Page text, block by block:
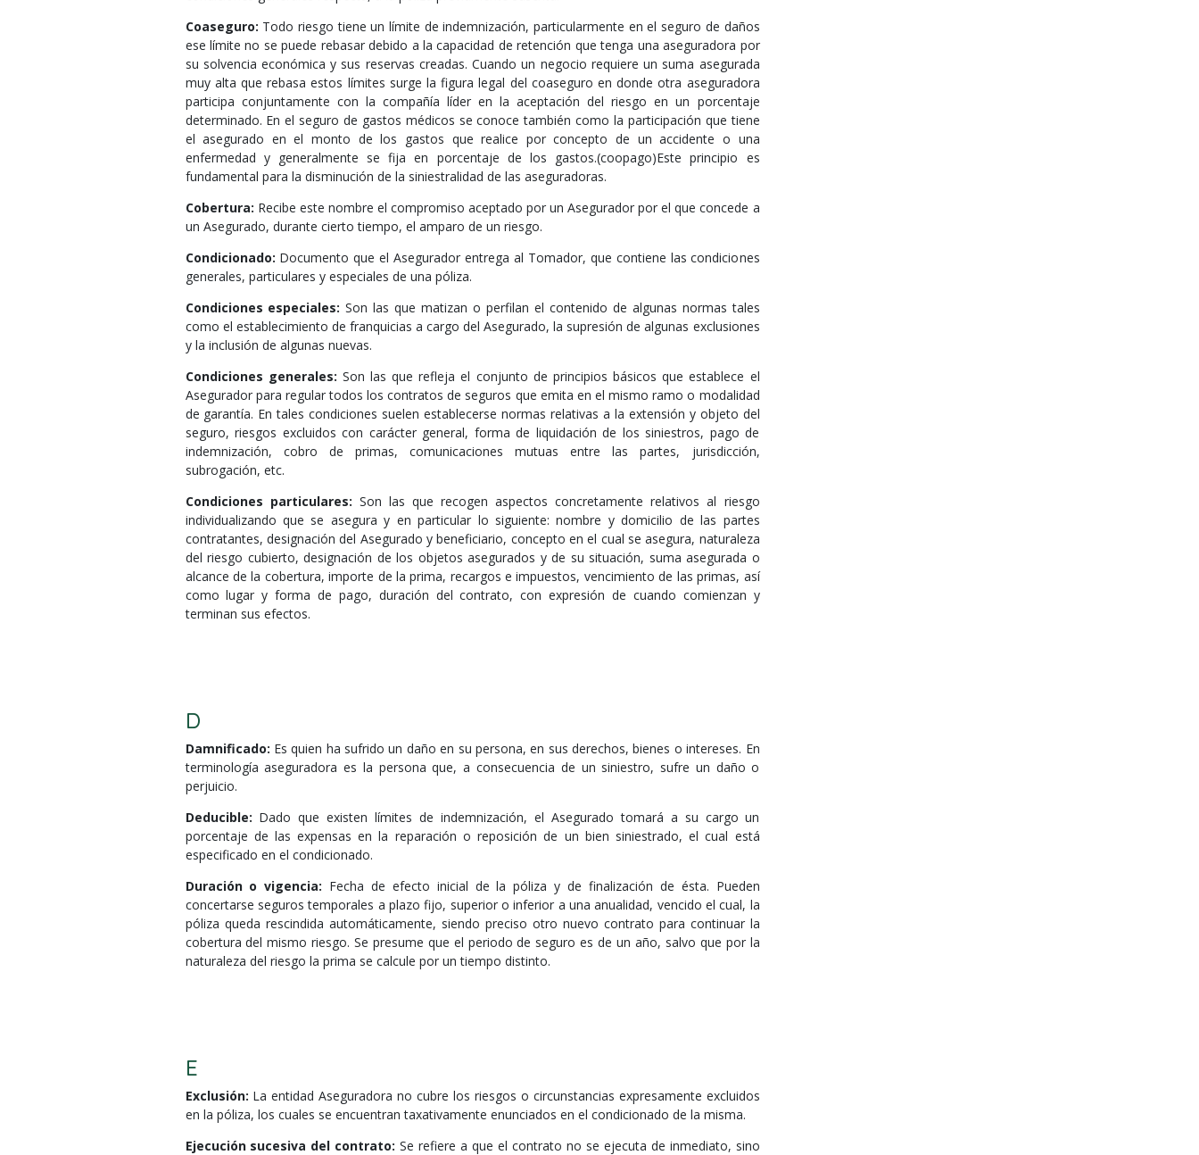
Coaseguro: Todo riesgo tiene un límite de indemnización, particularmente en el seguro de daños
ese límite no se puede rebasar debido a la capacidad de retención que tenga una aseguradora por
su solvencia económica y sus reservas creadas. Cuando un negocio requiere un suma asegurada
muy alta que rebasa estos límites surge la figura legal del coaseguro en donde otra aseguradora
participa conjuntamente con la compañía líder en la aceptación del riesgo en un porcentaje
determinado. En el seguro de gastos médicos se conoce también como la participación que tiene
el asegurado en el monto de los gastos que realice por concepto de un accidente o una
enfermedad y generalmente se fija en porcentaje de los gastos.(coopago)Este principio es
fundamental para la disminución de la siniestralidad de las aseguradoras.
Cobertura: Recibe este nombre el compromiso aceptado por un Asegurador por el que concede a
un Asegurado, durante cierto tiempo, el amparo de un riesgo.
Condicionado: Documento que el Asegurador entrega al Tomador, que contiene las condiciones
generales, particulares y especiales de una póliza.
Condiciones especiales: Son las que matizan o perfilan el contenido de algunas normas tales
como el establecimiento de franquicias a cargo del Asegurado, la supresión de algunas exclusiones
y la inclusión de algunas nuevas.
Condiciones generales: Son las que refleja el conjunto de principios básicos que establece el
Asegurador para regular todos los contratos de seguros que emita en el mismo ramo o modalidad
de garantía. En tales condiciones suelen establecerse normas relativas a la extensión y objeto del
seguro, riesgos excluidos con carácter general, forma de liquidación de los siniestros, pago de
indemnización, cobro de primas, comunicaciones mutuas entre las partes, jurisdicción,
subrogación, etc.
Condiciones particulares: Son las que recogen aspectos concretamente relativos al riesgo
individualizando que se asegura y en particular lo siguiente: nombre y domicilio de las partes
contratantes, designación del Asegurado y beneficiario, concepto en el cual se asegura, naturaleza
del riesgo cubierto, designación de los objetos asegurados y de su situación, suma asegurada o
alcance de la cobertura, importe de la prima, recargos e impuestos, vencimiento de las primas, así
como lugar y forma de pago, duración del contrato, con expresión de cuando comienzan y
terminan sus efectos.
D
Damnificado: Es quien ha sufrido un daño en su persona, en sus derechos, bienes o intereses. En
terminología aseguradora es la persona que, a consecuencia de un siniestro, sufre un daño o
perjuicio.
Deducible: Dado que existen límites de indemnización, el Asegurado tomará a su cargo un
porcentaje de las expensas en la reparación o reposición de un bien siniestrado, el cual está
especificado en el condicionado.
Duración o vigencia: Fecha de efecto inicial de la póliza y de finalización de ésta. Pueden
concertarse seguros temporales a plazo fijo, superior o inferior a una anualidad, vencido el cual, la
póliza queda rescindida automáticamente, siendo preciso otro nuevo contrato para continuar la
cobertura del mismo riesgo. Se presume que el periodo de seguro es de un año, salvo que por la
naturaleza del riesgo la prima se calcule por un tiempo distinto.
E
Exclusión: La entidad Aseguradora no cubre los riesgos o circunstancias expresamente excluidos
en la póliza, los cuales se encuentran taxativamente enunciados en el condicionado de la misma.
Ejecución sucesiva del contrato: Se refiere a que el contrato no se ejecuta de inmediato, sino